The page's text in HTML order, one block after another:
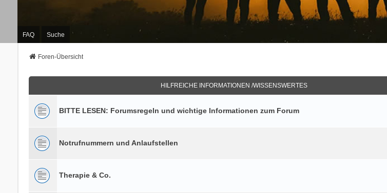
FAQ Suche
Foren-Übersicht
HILFREICHE INFORMATIONEN /WISSENSWERTES
BITTE LESEN: Forumsregeln und wichtige Informationen zum Forum
Notrufnummern und Anlaufstellen
Therapie & Co.